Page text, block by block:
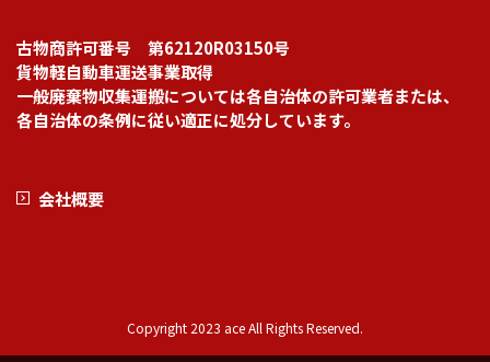
古物商許可番号 第62120R03150号
貨物軽自動車運送事業取得
一般廃棄物収集運搬については各自治体の許可業者または、
各自治体の条例に従い適正に処分しています。
会社概要
Copyright 2023 ace All Rights Reserved.